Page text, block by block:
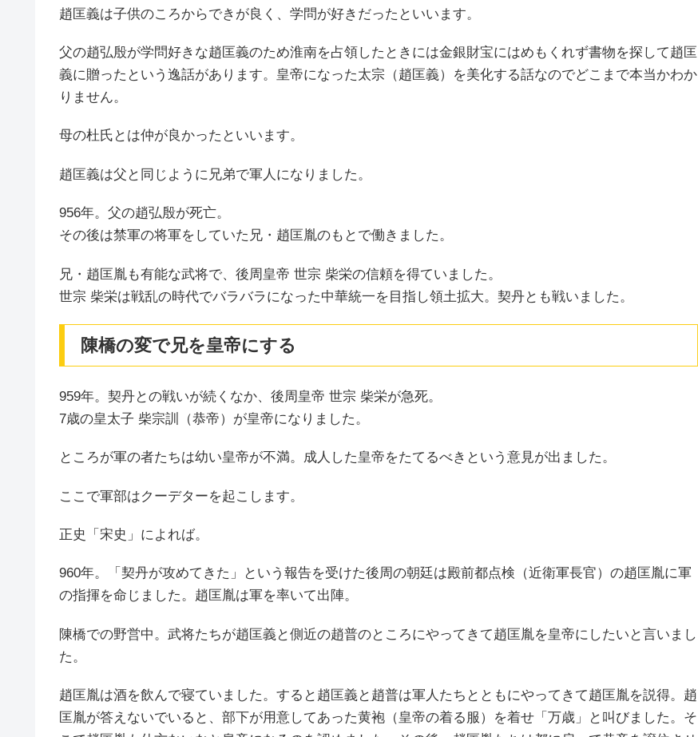
趙匡義は子供のころからできが良く、学問が好きだったといいます。
父の趙弘殷が学問好きな趙匡義のため淮南を占領したときには金銀財宝にはめもくれず書物を探して趙匡
義に贈ったという逸話があります。皇帝になった太宗（趙匡義）を美化する話なのでどこまで本当かわか
りません。
母の杜氏とは仲が良かったといいます。
趙匡義は父と同じように兄弟で軍人になりました。
956年。父の趙弘殷が死亡。
その後は禁軍の将軍をしていた兄・趙匡胤のもとで働きました。
兄・趙匡胤も有能な武将で、後周皇帝 世宗 柴栄の信頼を得ていました。
世宗 柴栄は戦乱の時代でバラバラになった中華統一を目指し領土拡大。契丹とも戦いました。
陳橋の変で兄を皇帝にする
959年。契丹との戦いが続くなか、後周皇帝 世宗 柴栄が急死。
7歳の皇太子 柴宗訓（恭帝）が皇帝になりました。
ところが軍の者たちは幼い皇帝が不満。成人した皇帝をたてるべきという意見が出ました。
ここで軍部はクーデターを起こします。
正史「宋史」によれば。
960年。「契丹が攻めてきた」という報告を受けた後周の朝廷は殿前都点検（近衛軍長官）の趙匡胤に軍
の指揮を命じました。趙匡胤は軍を率いて出陣。
陳橋での野営中。武将たちが趙匡義と側近の趙普のところにやってきて趙匡胤を皇帝にしたいと言いまし
た。
趙匡胤は酒を飲んで寝ていました。すると趙匡義と趙普は軍人たちとともにやってきて趙匡胤を説得。趙
匡胤が答えないでいると、部下が用意してあった黄袍（皇帝の着る服）を着せ「万歳」と叫びました。そ